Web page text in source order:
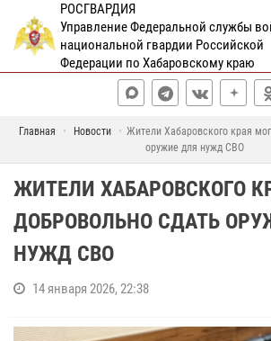
РОСГВАРДИЯ
Управление Федеральной службы
национальной гвардии Российской
Федерации по Хабаровскому краю
Главная Новости
Жители Хабаровского края
оружие для нужд СВО
ЖИТЕЛИ ХАБАРОВСКОГО
ДОБРОВОЛЬНО СДАТЬ
НУЖД СВО
14 января 2026, 22:38